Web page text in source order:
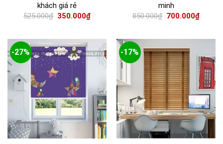
khách giá rẻ
525.000₫ 350.000₫
minh
850.000₫ 700.000₫
-27% -17%